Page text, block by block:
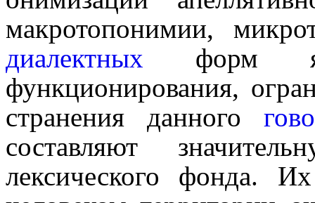
макротопонимии,
диалектных форм
функционирования,
стра­не­ния данного
составляют
лексического фонда.